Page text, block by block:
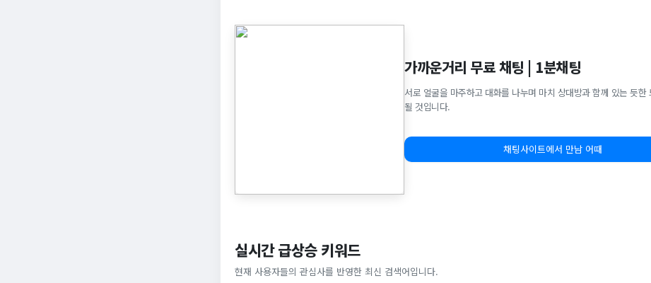
가까운거리 무료 채팅 | 1분채팅
서로 얼굴을 마주하고 대화를 나누며 마치 상대방과 함께 있는 듯한
될 것입니다.
채팅사이트에서 만남 어때
실시간 급상승 키워드
현재 사용자들의 관심사를 반영한 최신 검색어입니다.